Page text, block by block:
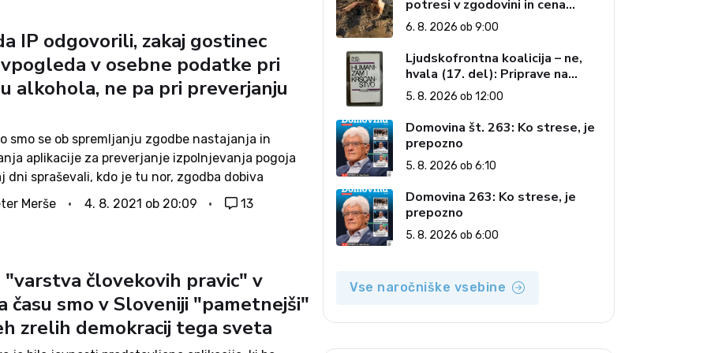
IP odgovorili, zakaj gostinec
v osebne podatke pri
alkohola, ne pa pri preverjanju
smo se ob spremljanju zgodbe nastajanja in
aplikacije za preverjanje izpolnjevanja pogoja
dni spraševali, kdo je tu nor, zgodba dobiva
obrise. Medtem ko v več evropskih državah
Merše 4. 8. 2021 ob 20:09 13
"varstva človekovih pravic" v
času smo v Sloveniji "pametnejši"
zrelih demokracij tega sveta
potresi v zgodovini in cena
pozabe
6. 8. 2026 ob 9:00
Ljudskofrontna koalicija – ne,
hvala (17. del): Priprave na
sestop z oblasti – dvorska
opozicija 6: Gramsci na delu:
Revija 2000 in revolucionarna
izvotlitev krščanstva
5. 8. 2026 ob 12:00
Domovina št. 263: Ko strese, je
prepozno
5. 8. 2026 ob 6:10
Domovina 263: Ko strese, je
prepozno
5. 8. 2026 ob 6:00
Vse naročniške vsebine